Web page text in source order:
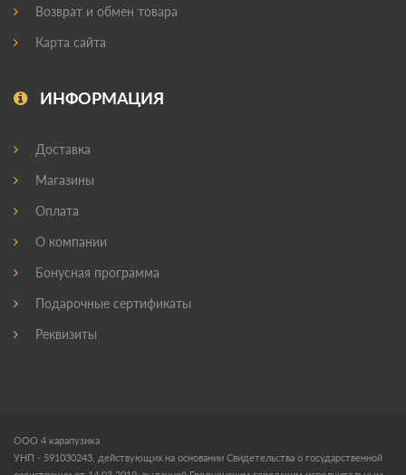
Возврат и обмен товара
Карта сайта
ИНФОРМАЦИЯ
Доставка
Магазины
Оплата
О компании
Бонусная программа
Подарочные сертификаты
Реквизиты
ООО 4 карапузика
УНП - 591030243, действующих на основании Свидетельства о государственной